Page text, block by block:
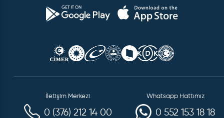
İletişim Merkezi
0 (376) 212 14 00
Whatsapp Hattımız
0 552 153 18 18